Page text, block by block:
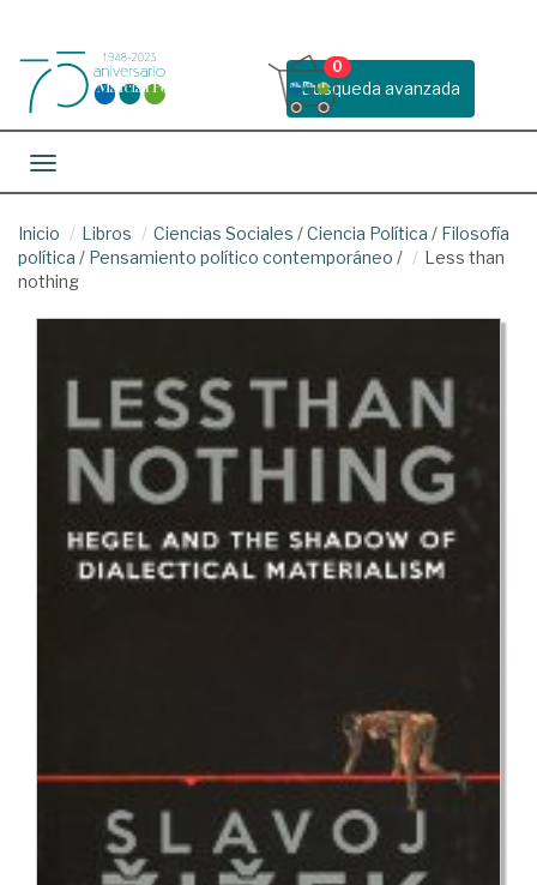
Busqueda avanzada
0
Toggle navigation
Inicio Libros Ciencias Sociales /Ciencia Política / Filosofía
política / Pensamiento político contemporáneo /
Less than
nothing